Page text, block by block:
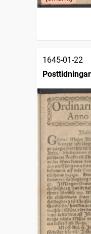
1645-01-22
Posttidningar